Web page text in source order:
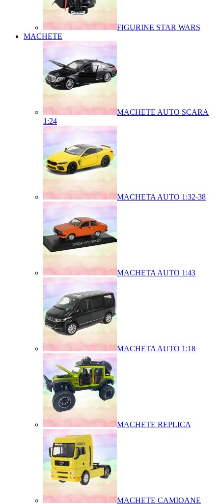
FIGURINE STAR WARS
MACHETE
MACHETE AUTO SCARA
1:24
MACHETA AUTO 1:32-38
MACHETA AUTO 1:43
MACHETA AUTO 1:18
MACHETE REPLICA
MACHETE CAMIOANE